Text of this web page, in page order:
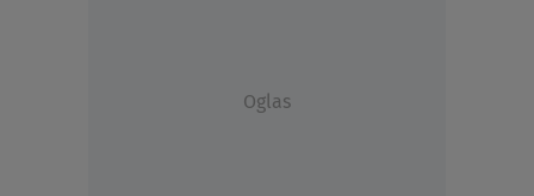
Oglas